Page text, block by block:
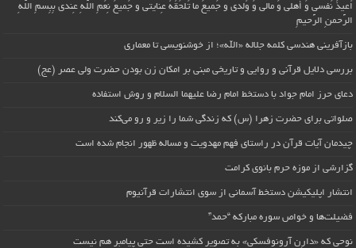
اُعیذُ نَفسی وَ أهلی وَ مالی وَ وُلدی و جَمیعَ ما تَلحَقُهُ عِنایتی و جَمیعَ نِعَمِ اللّهِ عِندی بِبِسمِ اللّهِ
الرَّحمنِ الرَّحیمِ
بازآفرینی هندسی کلمه جلاله «الله»؛ از خوشنویسی تا معماری
بررسی دلایل قرآنی و روایی و تاریخی مبنی بر امکان زن بودن حضرت ولی عصر (عج)
دعای حرز امام جواد با دستخط امام رضا علیهما السلام و روش استفاده
صلواتی برای حضرت زهرا (س) که زندگی شما را زیر و رو می‌کند
چیدمان آیات قرآن در راستای فهم مهدویت و مساله ظهور انجام شده است
گزارشی از موزه حرم بانوی کرامت
انتشار اپلیکیشن دستخط آسمانی از سوی انتشارات قرآنیوم
فضیلت‌ها و خواص سوره مبارکه “حمد”
نوحی که «دارِن آرونوفسکی» به تصویر کشیده است حتی پیامبر هم نیست